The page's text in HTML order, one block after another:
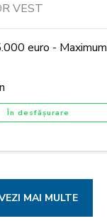
VEST
euro - Maximum
În desfășurare
MAI MULTE